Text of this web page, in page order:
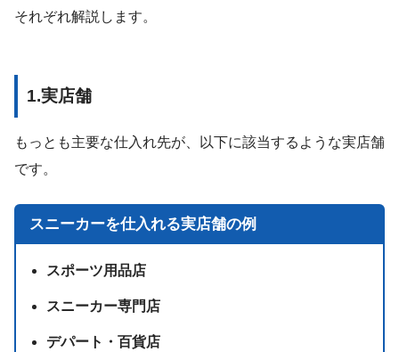
それぞれ解説します。
1.実店舗
もっとも主要な仕入れ先が、以下に該当するような実店舗
です。
スニーカーを仕入れる実店舗の例
スポーツ用品店
スニーカー専門店
デパート・百貨店